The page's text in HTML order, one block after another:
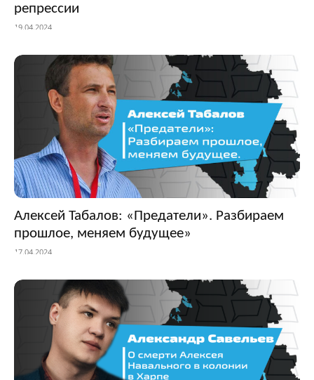
репрессии
19.04.2024
Алексей Табалов: «Предатели». Разбираем
прошлое, меняем будущее»
17.04.2024